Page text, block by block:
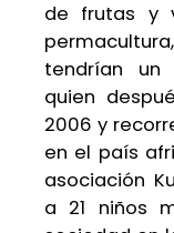
de frutas y
tendrían un
quien
2006 y
en el país
asociación
a 21 niños